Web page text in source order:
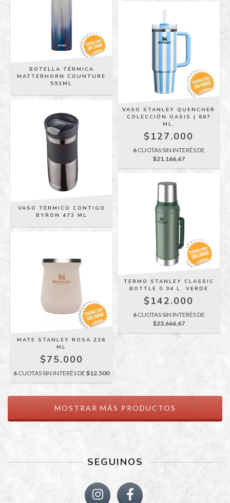
BOTELLA TÉRMICA
MATTERHORN COUNTURE
591ML
VASO TÉRMICO CONTIGO
BYRON 473 ML
VASO STANLEY QUENCHER
COLECCIÓN OASIS | 887
ML.
$127.000
6 CUOTAS SIN INTERÉS DE
$21.166,67
MATE STANLEY ROSA 236
ML
$75.000
6 CUOTAS SIN INTERÉS DE $12.500
TERMO STANLEY CLASSIC
BOTTLE 0.94 L. VERDE
$142.000
6 CUOTAS SIN INTERÉS DE
$23.666,67
MOSTRAR MÁS PRODUCTOS
SEGUINOS